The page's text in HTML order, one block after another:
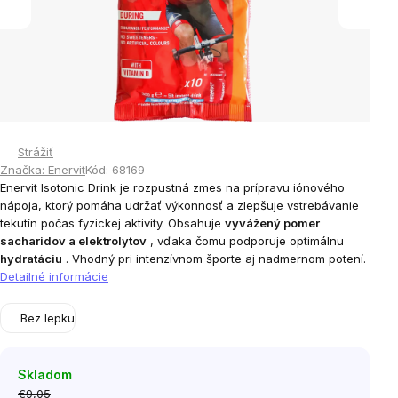
Strážiť
Značka: EnervitKód: 68169
Enervit Isotonic Drink je rozpustná zmes na prípravu iónového
nápoja, ktorý pomáha udržať výkonnosť a zlepšuje vstrebávanie
tekutín počas fyzickej aktivity. Obsahuje vyvážený pomer
sacharidov a elektrolytov , vďaka čomu podporuje optimálnu
hydratáciu . Vhodný pri intenzívnom športe aj nadmernom potení.
Detailné informácie
Bez lepku
Skladom
€9,05